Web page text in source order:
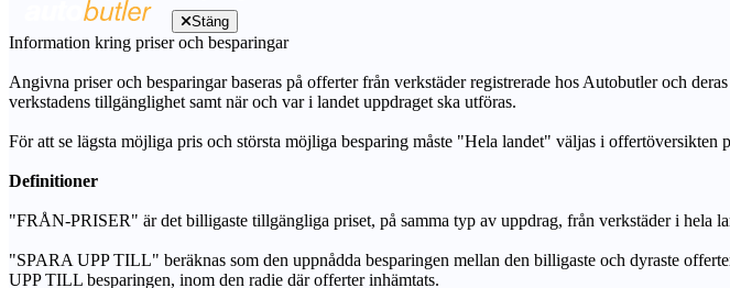
Stäng
Information kring priser och besparingar
Angivna priser och besparingar baseras på offerter från verkstäder registrerade hos Autobutler och
verkstadens tillgänglighet samt när och var i landet uppdraget ska utföras.
För att se lägsta möjliga pris och största möjliga besparing måste "Hela landet" väljas i offertöversikten
Definitioner
"FRÅN-PRISER" är det billigaste tillgängliga priset, på samma typ av uppdrag, från verkstäder i hela
"SPARA UPP TILL" beräknas som den uppnådda besparingen mellan den billigaste och dyraste
UPP TILL besparingen, inom den radie där offerter inhämtats.